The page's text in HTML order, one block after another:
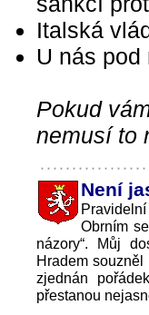
Italská
U nás pod
Pokud
nemusí to
Není
Obrním
názory“. Můj
Hradem
zjednán
přestanou